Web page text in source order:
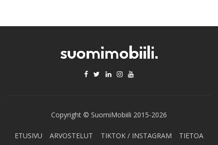
Copyright © SuomiMobiili 2015-2026
ETUSIVU ARVOSTELUT TIKTOK / INSTAGRAM TIETOA